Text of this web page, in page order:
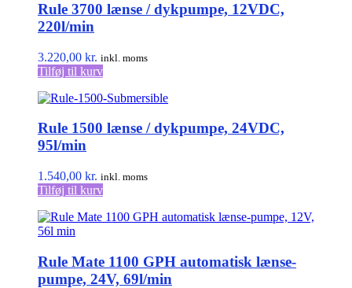
Rule 3700 lænse / dykpumpe, 12VDC,
220l/min
3.220,00 kr. inkl. moms
Tilføj til kurv
Rule 1500 lænse / dykpumpe, 24VDC,
95l/min
1.540,00 kr. inkl. moms
Tilføj til kurv
Rule Mate 1100 GPH automatisk lænse-
pumpe, 24V, 69l/min